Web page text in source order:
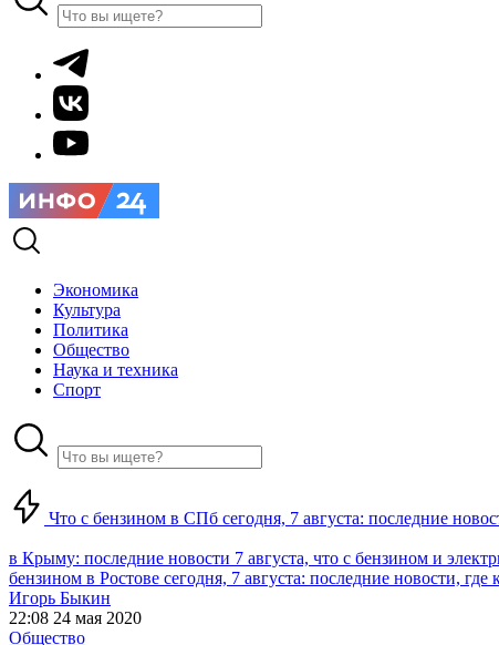
Экономика
Культура
Политика
Общество
Наука и техника
Спорт
Что с бензином в СПб сегодня, 7 августа: последние
в Крыму: последние новости 7 августа, что с бензином и
бензином в Ростове сегодня, 7 августа: последние новости, где
Игорь Быкин
22:08 24 мая 2020
Общество